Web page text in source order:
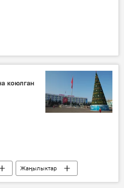
коюлган
Жаңылыктар
жыл
шаар